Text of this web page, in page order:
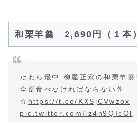
和栗羊羹 2,690円（１本）
たわら最中 柳屋正家の和栗羊
全部食べなければならない件
☆ https://t.co/KXSjCVwzox
pic.twitter.com/iz4n9QIeOl